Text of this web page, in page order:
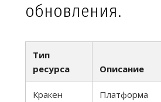
обновления.
Тип
ресурса
Описание
Кракен
Платформа